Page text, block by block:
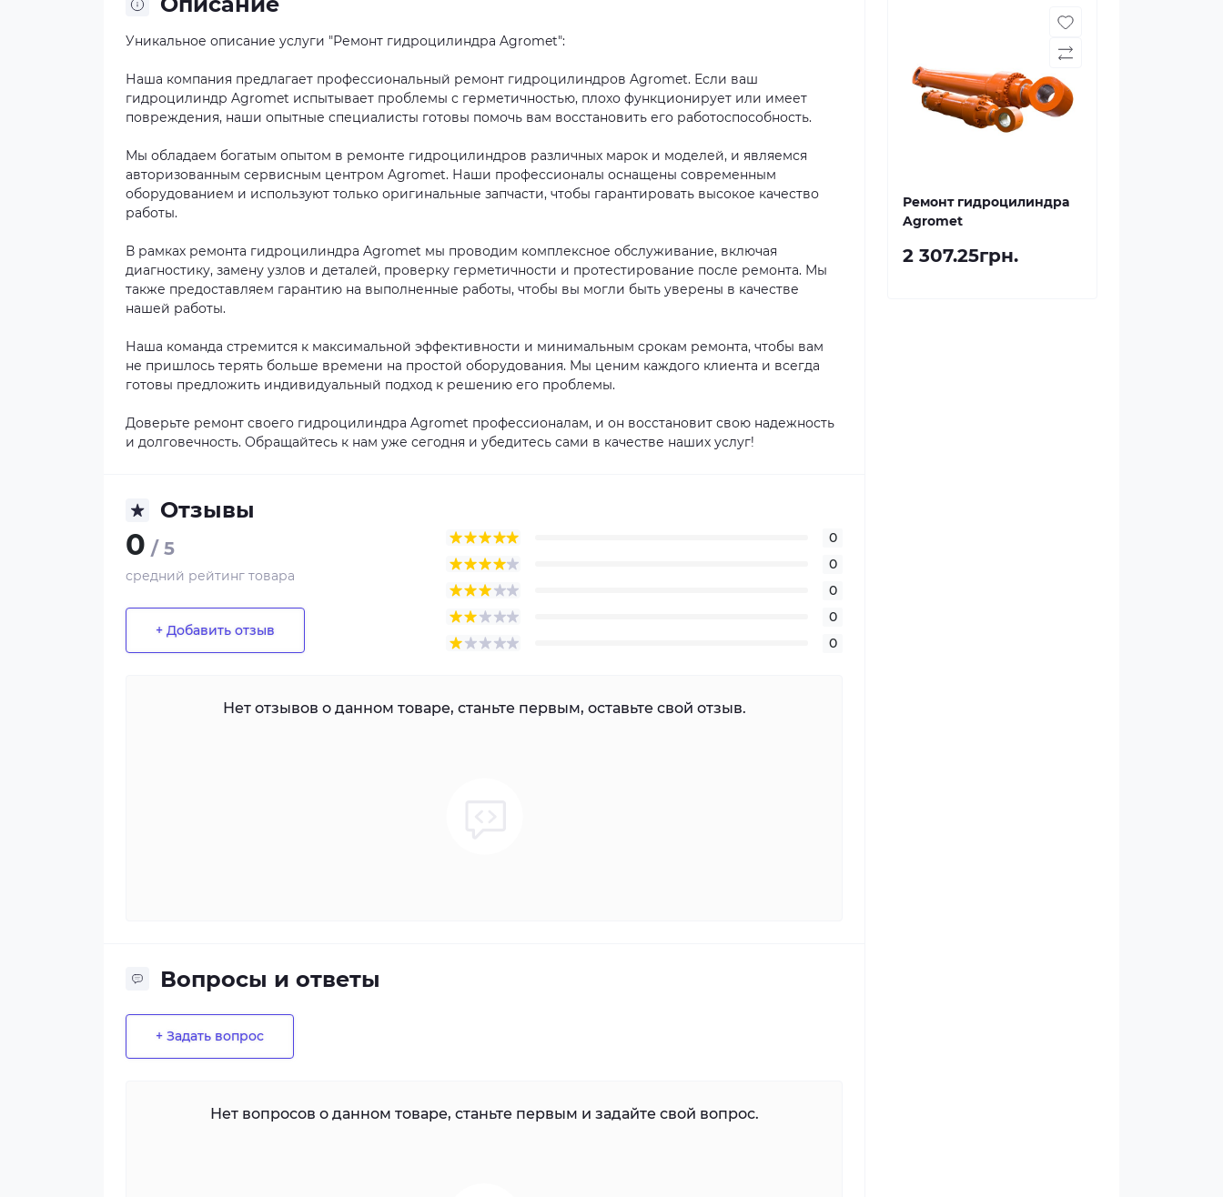
Уникальное описание услуги "Ремонт гидроцилиндра Agromet":
Наша компания предлагает профессиональный ремонт гидроцилиндров Agromet. Если ваш
гидроцилиндр Agromet испытывает проблемы с герметичностью, плохо функционирует или имеет
повреждения, наши опытные специалисты готовы помочь вам восстановить его работоспособность.
Мы обладаем богатым опытом в ремонте гидроцилиндров различных марок и моделей, и являемся
авторизованным сервисным центром Agromet. Наши профессионалы оснащены современным
оборудованием и используют только оригинальные запчасти, чтобы гарантировать высокое качество
работы.
В рамках ремонта гидроцилиндра Agromet мы проводим комплексное обслуживание, включая
диагностику, замену узлов и деталей, проверку герметичности и протестирование после ремонта. Мы
также предоставляем гарантию на выполненные работы, чтобы вы могли быть уверены в качестве
нашей работы.
Наша команда стремится к максимальной эффективности и минимальным срокам ремонта, чтобы вам
не пришлось терять больше времени на простой оборудования. Мы ценим каждого клиента и всегда
готовы предложить индивидуальный подход к решению его проблемы.
Доверьте ремонт своего гидроцилиндра Agromet профессионалам, и он восстановит свою надежность
и долговечность. Обращайтесь к нам уже сегодня и убедитесь сами в качестве наших услуг!
Отзывы
0 / 5
средний рейтинг товара
+ Добавить отзыв
0
0
0
0
0
Нет отзывов о данном товаре, станьте первым, оставьте свой отзыв.
Вопросы и ответы
+ Задать вопрос
Нет вопросов о данном товаре, станьте первым и задайте свой вопрос.
Ремонт гидроцилиндра
Agromet
2 307.25грн.